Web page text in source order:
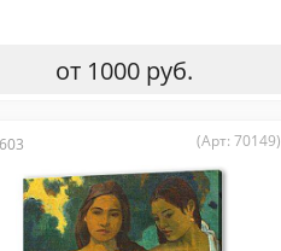
от 1000 руб.
(Арт: 70149)